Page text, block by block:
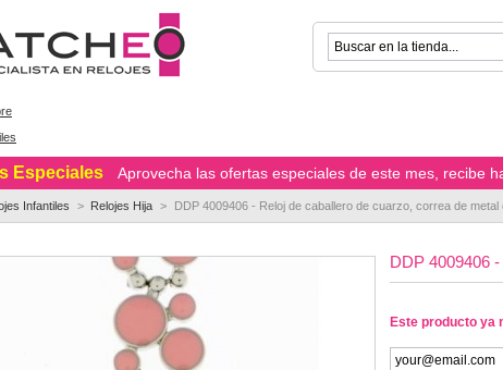
Especiales Aprovecha las ofertas especiales de este mes, recibe
Infantiles > Relojes Hija > DDP 4009406 - Reloj de caballero de cuarzo, correa de metal
DDP 4009406
Este producto ya